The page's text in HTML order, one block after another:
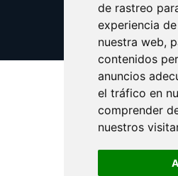
de rastreo
experiencia
nuestra web,
contenidos
anuncios
el tráfico en
comprender
nuestros
Update cookies
Copyright ©